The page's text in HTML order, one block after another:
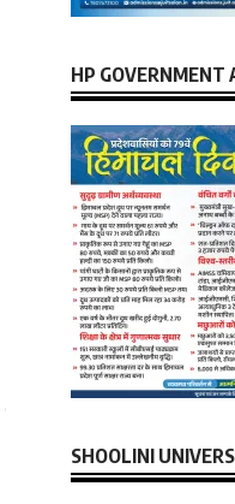
HP GOVERNMENT
SHOOLINI